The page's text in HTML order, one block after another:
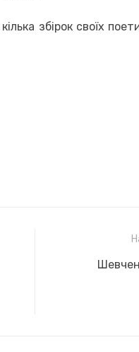
збірок своїх
Next